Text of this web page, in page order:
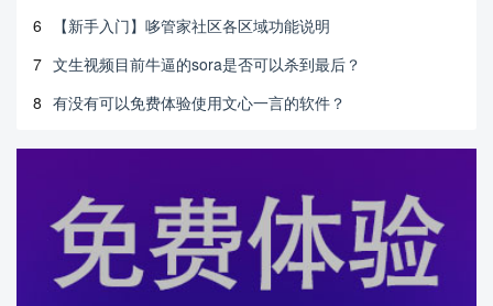
6
【新手入门】哆管家社区各区域功能说明
7 文生视频目前牛逼的sora是否可以杀到最后？
8 有没有可以免费体验使用文心一言的软件？